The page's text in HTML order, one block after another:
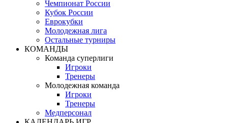
Чемпионат России
Кубок России
Еврокубки
Молодежная лига
Остальные турниры
КОМАНДЫ
Команда суперлиги
Игроки
Тренеры
Молодежная команда
Игроки
Тренеры
Медперсонал